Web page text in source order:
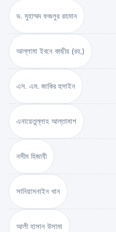
ড. মুহাম্মদ ফজলুর রহমান
আল্লামা ইবনে কাছীর (রহ.)
এস. এম. জাকির হুসাইন
এনায়েতুল্লাহ আল্‌তামাশ
নসীম হিজাযী
সানিয়াসনাইন খান
আলী হাসান উসামা